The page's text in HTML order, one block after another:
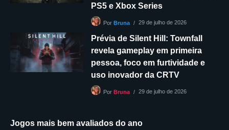
PS5 e Xbox Series
PorBruna 29 de julho de 2026
Prévia de Silent Hill: Townfall
revela gameplay em primeira
pessoa, foco em furtividade e
uso inovador da CRTV
PorBruna 29 de julho de 2026
Jogos mais bem avaliados do ano